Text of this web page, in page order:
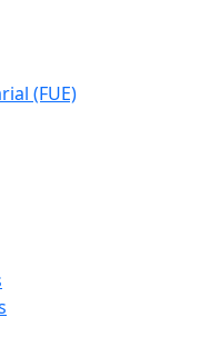
(FUE)